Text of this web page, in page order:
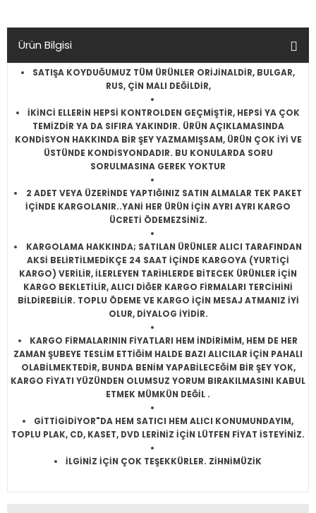
Ürün Bilgisi
SATIŞA KOYDUĞUMUZ TÜM ÜRÜNLER ORİJİNALDİR, BULGAR,
RUS, ÇİN MALI DEĞİLDİR,
İKİNCİ ELLERİN HEPSİ KONTROLDEN GEÇMİŞTİR, HEPSİ YA ÇOK
TEMİZDİR YA DA SIFIRA YAKINDIR. ÜRÜN AÇIKLAMASINDA
KONDİSYON HAKKINDA BİR ŞEY YAZMAMIŞSAM, ÜRÜN ÇOK İYİ VE
ÜSTÜNDE KONDİSYONDADIR. BU KONULARDA SORU
SORULMASINA GEREK YOKTUR
2 ADET VEYA ÜZERİNDE YAPTIĞINIZ SATIN ALMALAR TEK PAKET
İÇİNDE KARGOLANIR..YANİ HER ÜRÜN İÇİN AYRI AYRI KARGO
ÜCRETİ ÖDEMEZSİNİZ.
KARGOLAMA HAKKINDA; SATILAN ÜRÜNLER ALICI TARAFINDAN
AKSİ BELİRTİLMEDİKÇE 24 SAAT İÇİNDE KARGOYA (YURTİÇİ
KARGO) VERİLİR, İLERLEYEN TARİHLERDE BİTECEK ÜRÜNLER İÇİN
KARGO BEKLETİLİR, ALICI DİĞER KARGO FİRMALARI TERCİHİNİ
BİLDİREBİLİR. TOPLU ÖDEME VE KARGO İÇİN MESAJ ATMANIZ İYİ
OLUR, DİYALOG İYİDİR.
KARGO FİRMALARININ FİYATLARI HEM İNDİRİMİM, HEM DE HER
ZAMAN ŞUBEYE TESLİM ETTİĞİM HALDE BAZI ALICILAR İÇİN PAHALI
OLABİLMEKTEDİR, BUNDA BENİM YAPABİLECEĞİM BİR ŞEY YOK,
KARGO FİYATI YÜZÜNDEN OLUMSUZ YORUM BIRAKILMASINI KABUL
ETMEK MÜMKÜN DEĞİL .
GİTTİGİDİYOR"DA HEM SATICI HEM ALICI KONUMUNDAYIM,
TOPLU PLAK, CD, KASET, DVD LERİNİZ İÇİN LÜTFEN FİYAT İSTEYİNİZ.
İLGİNİZ İÇİN ÇOK TEŞEKKÜRLER. ZİHNİMÜZİK